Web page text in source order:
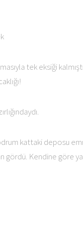
tek eksiği
kattaki deposu
gördü. Kendine göre